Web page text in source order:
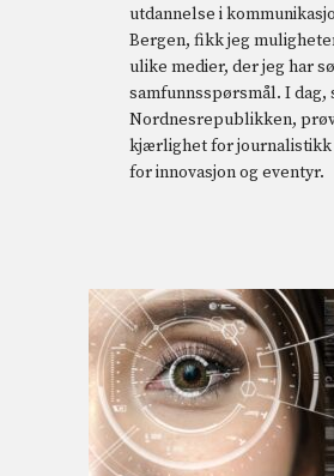
utdannelse i
Bergen, fikk jeg
ulike medier, der jeg har
samfunnsspørsmål. I
Nordnesrepublikken,
kjærlighet for journalistikk
for innovasjon og eventyr.